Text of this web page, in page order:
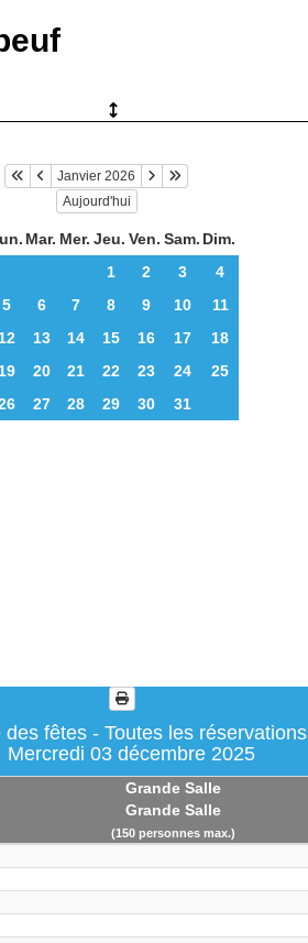
Janvier 2026
Aujourd'hui
Mar. Mer. Jeu. Ven. Sam. Dim.
1 2 3
4
5 6 7 8 9 10
11
12 13 14 15 16 17
18
19 20 21 22 23 24
25
27 28 29 30 31
des fêtes - Toutes les réservations
Mercredi 03 décembre 2025
Grande Salle
Grande Salle
(150 personnes max.)